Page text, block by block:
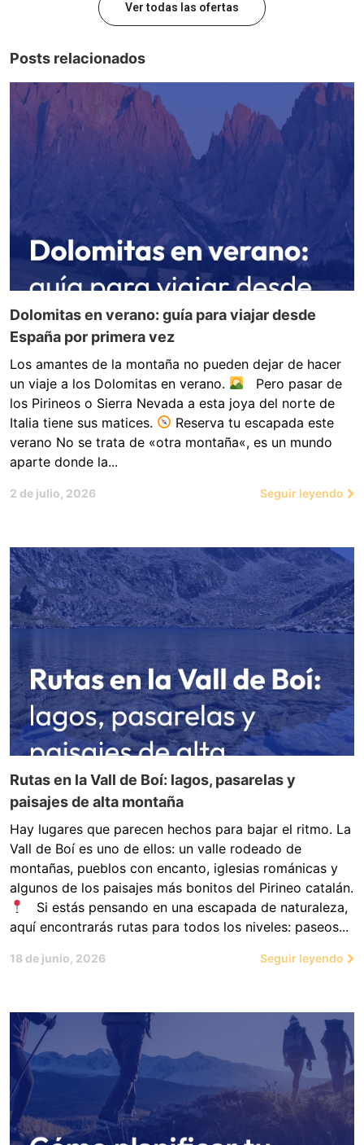
Ver todas las ofertas
Posts relacionados
Dolomitas en verano: guía para viajar desde
España por primera vez
Los amantes de la montaña no pueden dejar de hacer
un viaje a los Dolomitas en verano.
Pero pasar de
los Pirineos o Sierra Nevada a esta joya del norte de
Italia tiene sus matices.
Reserva tu escapada este
verano No se trata de «otra montaña«, es un mundo
aparte donde la...
2 de julio, 2026 Seguir leyendo
Rutas en la Vall de Boí: lagos, pasarelas y
paisajes de alta montaña
Hay lugares que parecen hechos para bajar el ritmo. La
Vall de Boí es uno de ellos: un valle rodeado de
montañas, pueblos con encanto, iglesias románicas y
algunos de los paisajes más bonitos del Pirineo catalán.
Si estás pensando en una escapada de naturaleza,
aquí encontrarás rutas para todos los niveles: paseos...
18 de junio, 2026 Seguir leyendo